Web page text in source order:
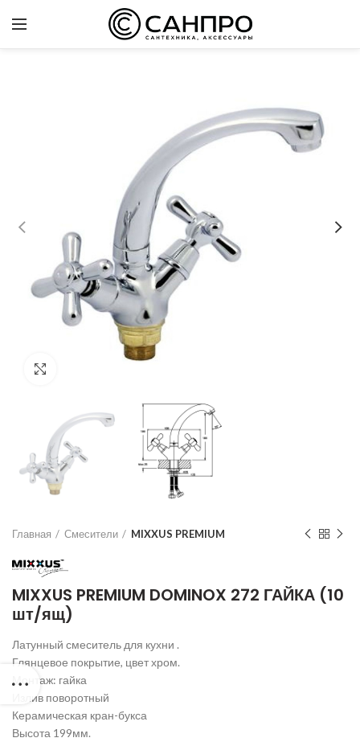
Главная Смесители MIXXUS PREMIUM
MIXXUS PREMIUM DOMINOX 272 ГАЙКА (10
шт/ящ)
Латунный смеситель для кухни .
Глянцевое покрытие, цвет хром.
Монтаж: гайка
Излив поворотный
Керамическая кран-букса
Высота 199мм.